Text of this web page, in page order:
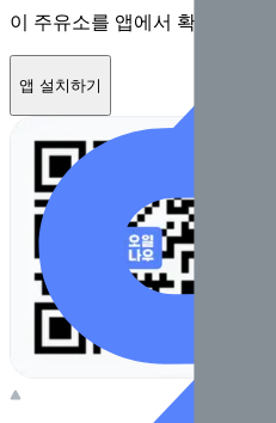
이 주유소를 앱에서 확인하고
앱 설치하기